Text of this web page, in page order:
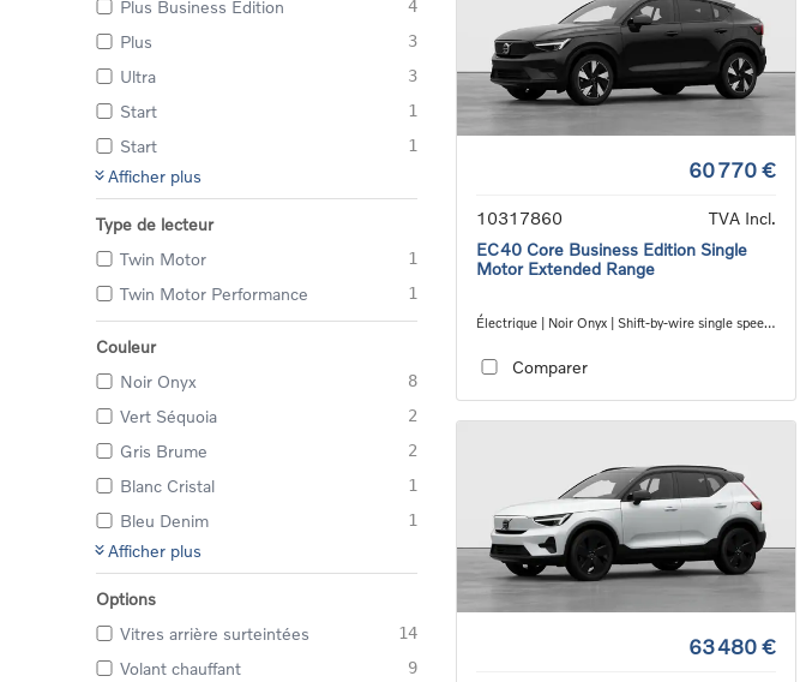
Plus Business Edition
4
Plus 3
Ultra 3
Start 1
Start 1
Afficher plus
Type de lecteur
Twin Motor
1
Twin Motor Performance 1
Couleur
Noir Onyx
8
Vert Séquoia 2
Gris Brume 2
Blanc Cristal 1
Bleu Denim 1
Afficher plus
Options
Vitres arrière surteintées
14
Volant chauffant 9
60 770 €
10317860
TVA Incl.
EC40 Core Business Edition Single
Motor Extended Range
Électrique | Noir Onyx | Shift-by-wire single speed
Comparer
63 480 €